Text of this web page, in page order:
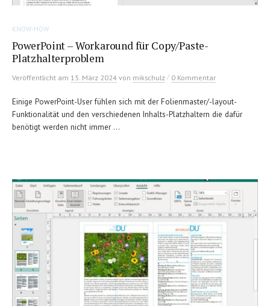
KNOW-HOW
PowerPoint – Workaround für Copy/Paste-
Platzhalterproblem
Veröffentlicht am 15. März 2024 von mikschulz / 0 Kommentar
Einige PowerPoint-User fühlen sich mit der Folienmaster/-layout-
Funktionalität und den verschiedenen Inhalts-Platzhaltern die dafür
benötigt werden nicht immer ...